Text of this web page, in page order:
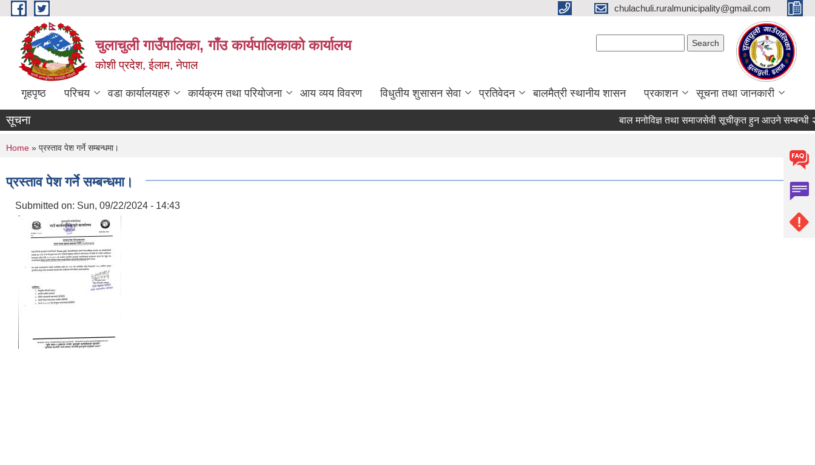
Skip to main content chulachuli.ruralmunicipality@gmail.com
चुलाचुली गाउँपालिका, गाँउ कार्यपालिकाको कार्यालय
कोशी प्रदेश, ईलाम, नेपाल
गृहपृष्ठ परिचय वडा कार्यालयहरु कार्यक्रम तथा परियोजना आय व्यय विवरण विधुतीय शुसासन सेवा प्रतिवेदन बालमैत्री स्थानीय शासन प्रकाशन सूचना तथा जानकारी
सूचना बाल मनोविज्ञ तथा समाजसेवी सूचीकृत हुन आउने सम्बन्धी २१
You are here
Home » प्रस्ताव पेश गर्ने सम्बन्धमा।
प्रस्ताव पेश गर्ने सम्बन्धमा।
Submitted on: Sun, 09/22/2024 - 14:43